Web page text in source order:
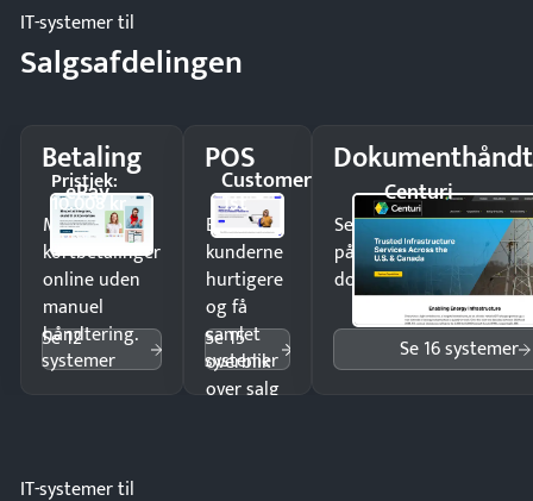
IT-systemer til
Salgsafdelingen
Betaling
ePay
Pristjek:
10.008 kr
Modtag
kortbetalinger
online uden
manuel
håndtering.
Se 12
systemer
POS
Customer
1st
Ekspedér
kunderne
hurtigere
og få
samlet
overblik
over salg
Se 15
systemer
Centuri
Send kontrakter til
på minutter og mist
dokumenter.
Se 16 systemer
IT-systemer til